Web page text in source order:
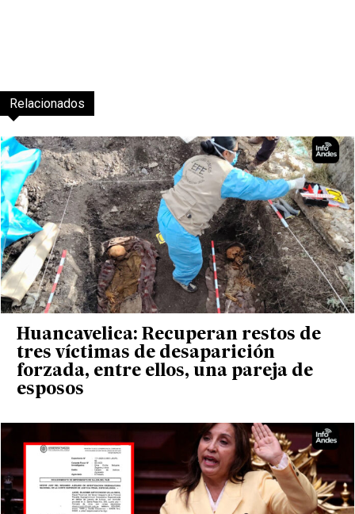
Relacionados
Huancavelica: Recuperan restos de
tres víctimas de desaparición
forzada, entre ellos, una pareja de
esposos